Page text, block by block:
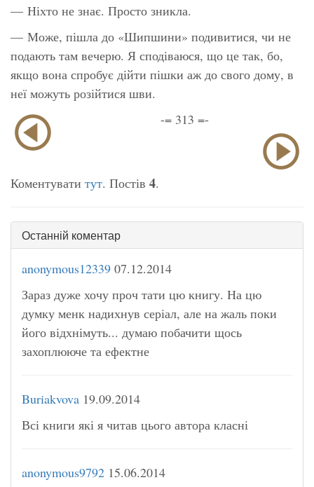
— Ніхто не знає. Просто зникла.
— Може, пішла до «Шипшини» подивитися, чи не
подають там вечерю. Я сподіваюся, що це так, бо,
якщо вона спробує дійти пішки аж до свого дому, в
неї можуть розійтися шви.
-= 313 =-
Коментувати тут. Постів 4.
Останній коментар
anonymous12339 07.12.2014
Зараз дуже хочу проч тати цю книгу. На цю
думку менк надихнув серіал, але на жаль поки
його відхнімуть... думаю побачити щось
захоплююче та ефектне
Buriakvova 19.09.2014
Всі книги які я читав цього автора класні
anonymous9792 15.06.2014